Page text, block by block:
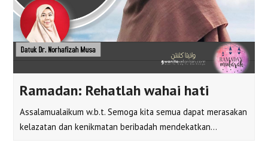
Ramadan: Rehatlah wahai hati
Assalamualaikum w.b.t. Semoga kita semua dapat merasakan
kelazatan dan kenikmatan beribadah mendekatkan…